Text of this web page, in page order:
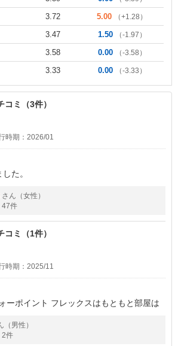
3.72 5.00 （+1.28）
3.47 1.50 （-1.97）
3.58 0.00 （-3.58）
3.33 0.00 （-3.33）
ミ（3件）
時期：2026/01
た。
だった！
大きいと良かったけど。蛇口が邪魔で洗顔
さん（女性）
47件
ミ（1件）
時期：2025/11
ーポイント フレックスはもともと部屋は
潔であったのがせめてもの救いだった
1階に別資本のレス
（男性）
2件